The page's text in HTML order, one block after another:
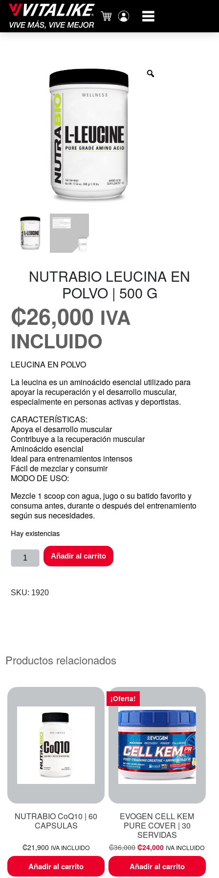
Carrito
cuenta
NUTRABIO LEUCINA EN
POLVO | 500 G
₡26,000 IVA
INCLUIDO
LEUCINA EN POLVO
La leucina es un aminoácido esencial utilizado para
apoyar la recuperación y el desarrollo muscular,
especialmente en personas activas y deportistas.
CARACTERÍSTICAS:
Apoya el desarrollo muscular
Contribuye a la recuperación muscular
Aminoácido esencial
Ideal para entrenamientos intensos
Fácil de mezclar y consumir
MODO DE USO:
Mezcle 1 scoop con agua, jugo o su batido favorito y
consuma antes, durante o después del entrenamiento
según sus necesidades.
Hay existencias
Añadir al carrito
SKU: 1920
Productos relacionados
NUTRABIO CoQ10 | 60
CAPSULAS
₡21,900 IVA INCLUIDO
Añadir al carrito
¡Oferta!
EVOGEN CELL KEM
PURE COVER | 30
SERVIDAS
₡36,000 ₡24,000 IVA INCLUIDO
Añadir al carrito